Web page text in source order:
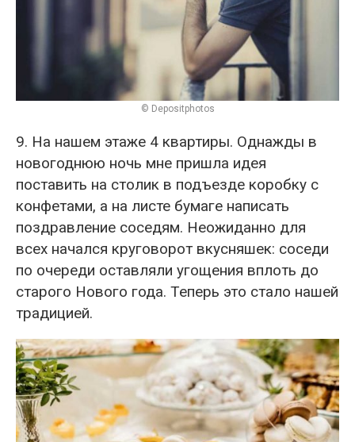
© Depositphotos
9. На нашем этаже 4 квартиры. Однажды в
новогоднюю ночь мне пришла идея
поставить на столик в подъезде коробку с
конфетами, а на листе бумаге написать
поздравление соседям. Неожиданно для
всех начался круговорот вкусняшек: соседи
по очереди оставляли угощения вплоть до
старого Нового года. Теперь это стало нашей
традицией.